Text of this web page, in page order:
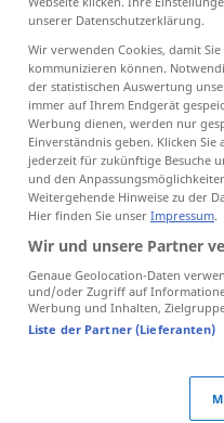
anklicken/antippen)
(mit)
unserer Datenschutzerklärung.
Wir verwenden Cookies, damit
kommunizieren können.
der statistischen Auswertung
immer auf Ihrem Endgerät
Werbung dienen, werden nur
Einverständnis geben. Klicken
jederzeit für zukünftige Besuche
und den
Weitergehende Hinweise zu der
Hier finden Sie unser Impressum.
Wir und unsere Partner
Genaue Geolocation-Daten
und/oder Zugriff auf
Werbung und Inhalten,
Liste der Partner (Lieferanten)